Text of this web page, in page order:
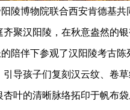
陵博物院联合西安肯德基共
齐聚汉阳陵，在秋意盎然的
陪伴下参观了汉阳陵考古陈
导孩子们复刻汉云纹、卷
杏叶的清晰脉络拓印于帆布